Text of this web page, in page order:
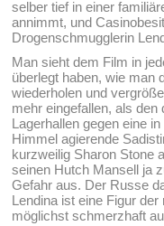
selber tief in einer
annimmt, und
Drogenschmugglerin
Man sieht dem Film in
überlegt haben, wie man
wiederholen und
mehr eingefallen, als
Lagerhallen gegen eine
Himmel agierende
kurzweilig Sharon Stone
seinen Hutch Mansell ja
Gefahr aus. Der Russe
Lendina ist eine Figur
möglichst schmerzhaft